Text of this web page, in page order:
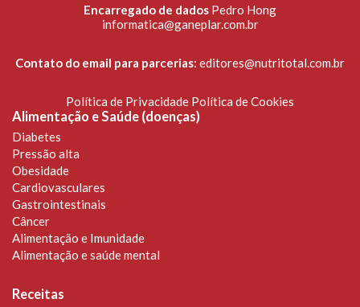
Encarregado de dados Pedro Hong
informatica@ganeplar.com.br
Contato do email para parcerias: editores@nutritotal.com.br
Política de Privacidade Política de Cookies
Alimentação e Saúde (doenças)
Diabetes
Pressão alta
Obesidade
Cardiovasculares
Gastrointestinais
Câncer
Alimentação e Imunidade
Alimentação e saúde mental
Receitas